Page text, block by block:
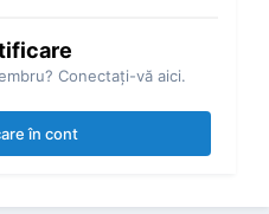
Conectaţi-vă aici.
în cont